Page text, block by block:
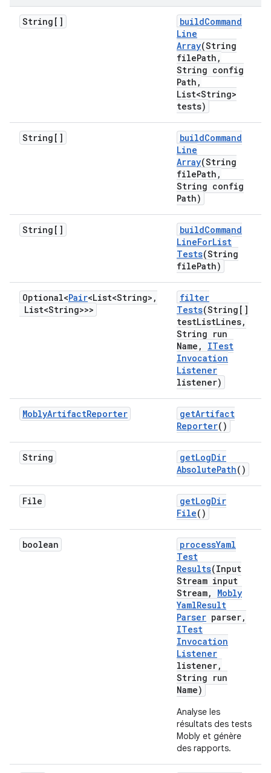
String[] buildCommand
Line
Array(String
filePath ,
String config
Path ,
List<String>
tests)
String[] buildCommand
Line
Array(String
filePath ,
String config
Path)
String[] buildCommand
LineForList
Tests(String
filePath)
Optional<Pair<List<String> ,
List<String>>>
filter
Tests(String[]
testListLines,
String run
Name ,
ITest
Invocation
Listener
listener)
MoblyArtifactReporter getArtifact
Reporter()
String getLogDir
AbsolutePath()
File getLogDir
File()
boolean processYaml
Test
Results(Input
Stream input
Stream,
Mobly
YamlResult
Parser parser,
ITest
Invocation
Listener
listener,
String run
Name)
Analyse les
résultats des tests
Mobly et génère
des rapports.